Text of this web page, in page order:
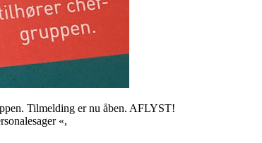
Tilmelding er nu åben. AFLYST!
«,